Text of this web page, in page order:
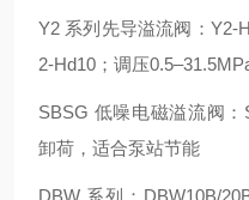
Y2 系列先导溢流阀：
2‑Hd10；调压
SBSG 低噪电磁溢流阀：
卸荷，适合泵站节能
DBW 系列：DBW10B/